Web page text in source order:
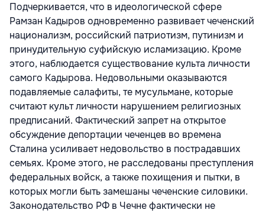
Подчеркивается, что в идеологической сфере
Рамзан Кадыров одновременно развивает чеченский
национализм, российский патриотизм, путинизм и
принудительную суфийскую исламизацию. Кроме
этого, наблюдается существование культа личности
самого Кадырова. Недовольными оказываются
подавляемые салафиты, те мусульмане, которые
считают культ личности нарушением религиозных
предписаний. Фактический запрет на открытое
обсуждение депортации чеченцев во времена
Сталина усиливает недовольство в пострадавших
семьях. Кроме этого, не расследованы преступления
федеральных войск, а также похищения и пытки, в
которых могли быть замешаны чеченские силовики.
Законодательство РФ в Чечне фактически не